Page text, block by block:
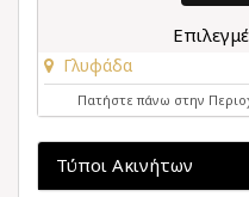
Γλυφάδα
Πατήστε πάνω στην
Τύποι Ακινήτων